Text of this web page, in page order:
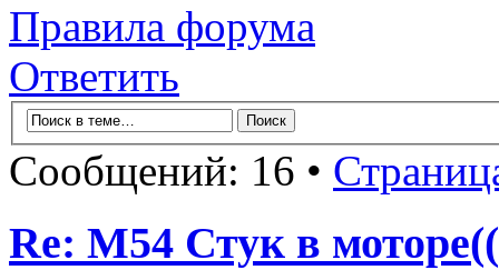
Правила форума
Ответить
Сообщений: 16 •
Re: M54 Стук в